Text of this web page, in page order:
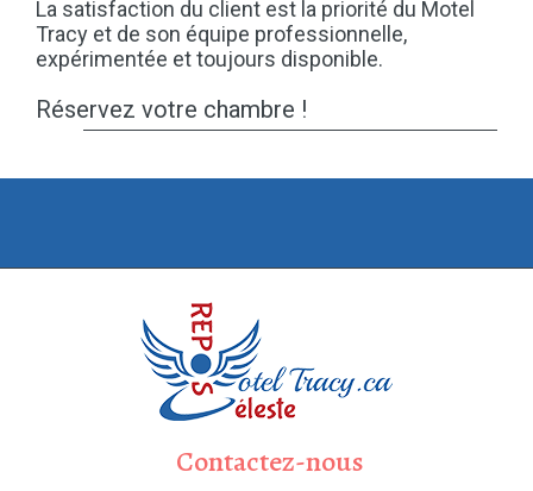
La satisfaction du client est la priorité du Motel
Tracy et de son équipe professionnelle,
expérimentée et toujours disponible.
Réservez votre chambre !
Contactez-nous